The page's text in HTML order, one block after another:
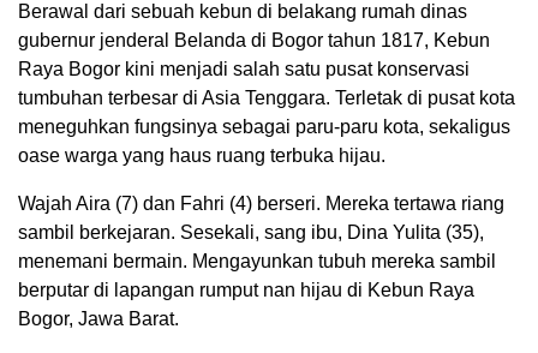
Berawal dari sebuah kebun di belakang rumah dinas
gubernur jenderal Belanda di Bogor tahun 1817, Kebun
Raya Bogor kini menjadi salah satu pusat konservasi
tumbuhan terbesar di Asia Tenggara. Terletak di pusat kota
meneguhkan fungsinya sebagai paru-paru kota, sekaligus
oase warga yang haus ruang terbuka hijau.
Wajah Aira (7) dan Fahri (4) berseri. Mereka tertawa riang
sambil berkejaran. Sesekali, sang ibu, Dina Yulita (35),
menemani bermain. Mengayunkan tubuh mereka sambil
berputar di lapangan rumput nan hijau di Kebun Raya
Bogor, Jawa Barat.